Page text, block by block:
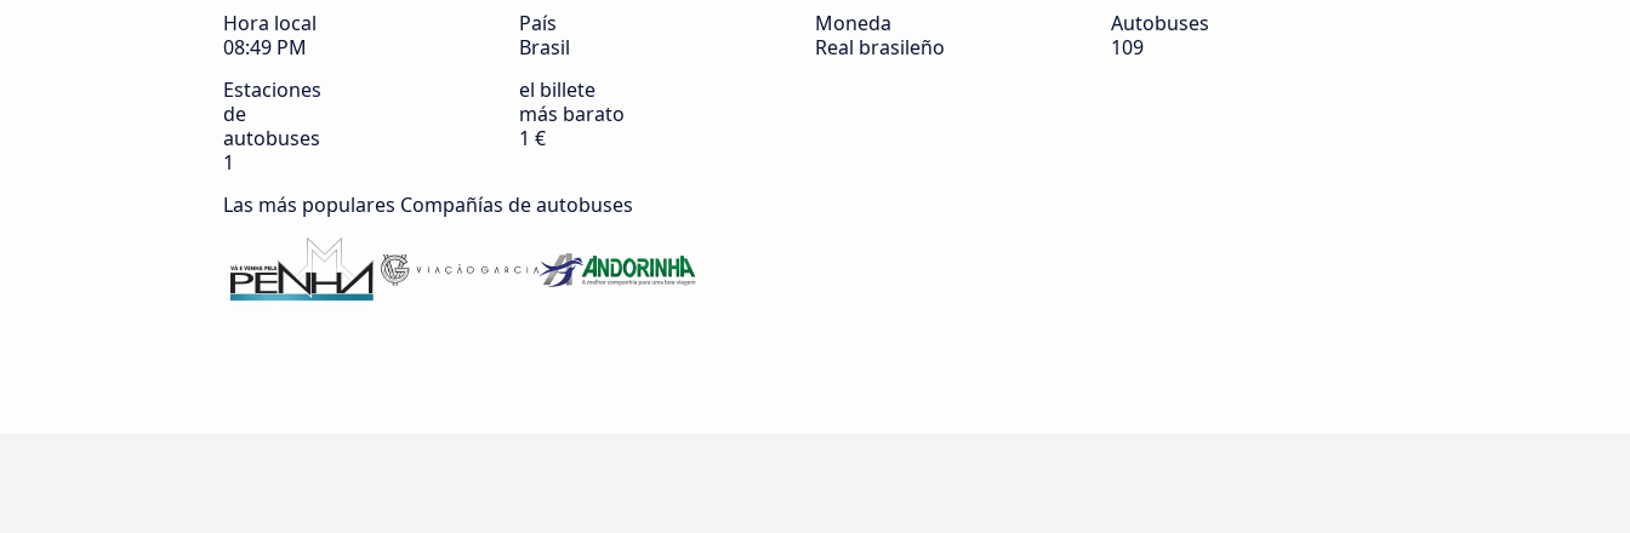
Hora local
08:49 PM
País
Brasil
Moneda
Real brasileño
Autobuses
109
Estaciones
de
autobuses
1
el billete
más barato
1 €
Las más populares Compañías de autobuses